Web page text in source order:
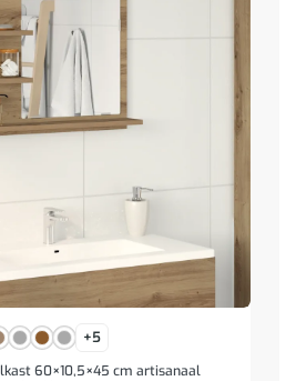
+5
60×10,5×45 cm artisanaal